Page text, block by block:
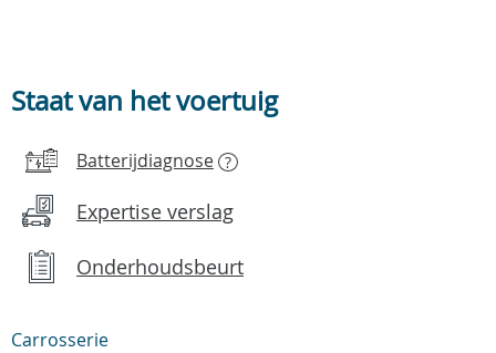
Staat van het voertuig
Batterijdiagnose ?
Expertise verslag
Onderhoudsbeurt
Carrosserie